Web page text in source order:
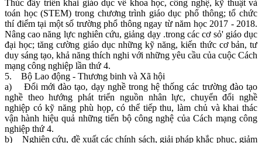
Thúc đẩy triển khai giáo dục về khoa học, công nghệ, kỹ thuật và
toán học (STEM) trong chương trình giáo dục phổ thông; tổ chức
thí điểm tại một số trường phổ thông ngay từ năm học 2017 - 2018.
Nâng cao năng lực nghiên cứu, giảng dạy .trong các cơ sỏ' giáo dục
đại học; tăng cường giáo dục những kỹ năng, kiến thức cơ bản, tư
duy sáng tạo, khả năng thích nghi với những yêu cầu của cuộc Cách
mạng công nghiệp lần thứ 4.
5. Bộ Lao động - Thương binh và Xã hội
a) Đổi mới đào tạo, dạy nghề trong hệ thống các trường đào tạo
nghề theo hướng phát triển nguồn nhân lực, chuyển đổi nghề
nghiệp có kỹ năng phù họp, có thể tiếp thu, làm chủ và khai thác
vận hành hiệu quả những tiến bộ công nghệ của Cách mạng công
nghiệp thứ 4.
b) Nghiên cứu, đề xuất các chính sách, giải pháp khắc phục, giảm